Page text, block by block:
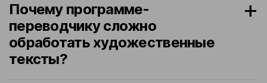
Почему программе-
переводчику сложно
обработать художественные
тексты?